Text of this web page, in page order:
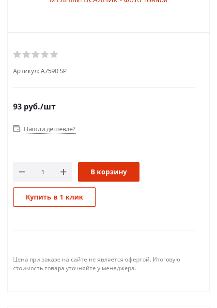
Артикул:A7590 SP
93 руб./шт
Нашли дешевле?
В корзину
Купить в 1 клик
Цена при заказе на сайте не является офертой. Итоговую
стоимость товара уточняйте у менеджера.